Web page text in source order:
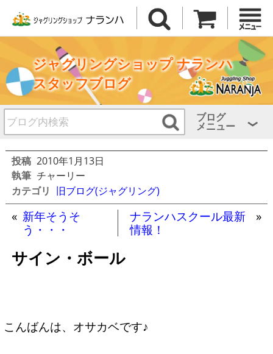
ジャグリングショップ ナランハ
スタッフブログ
ブログ
メニュー
投稿 2010年1月13日
執筆 チャーリー
カテゴリ 旧ブログ(ジャグリング)
« 新年そうそ
う・・・
ナランハスクール最新
情報！
»
サイン・ボール
こんばんは、オサカベです♪